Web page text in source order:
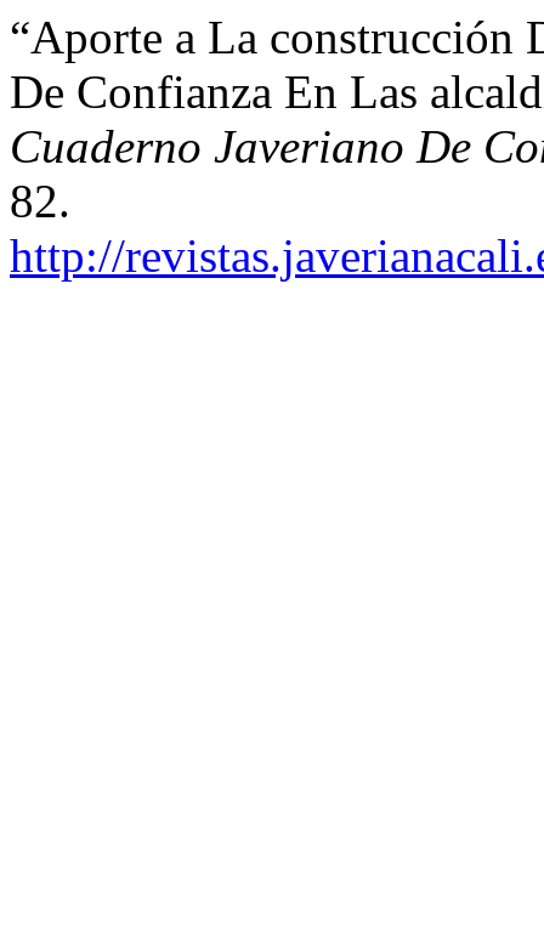
“Aporte a La construcción
De Confianza En Las
Cuaderno Javeriano De
82.
http://